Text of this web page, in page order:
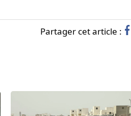
Partager cet article :